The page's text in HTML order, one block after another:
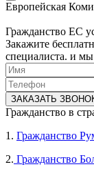
Европейская
Гражданство ЕС
Закажите
специалиста. и
ЗАКАЗАТЬ
Гражданство в
1. Гражданство
2. Гражданство